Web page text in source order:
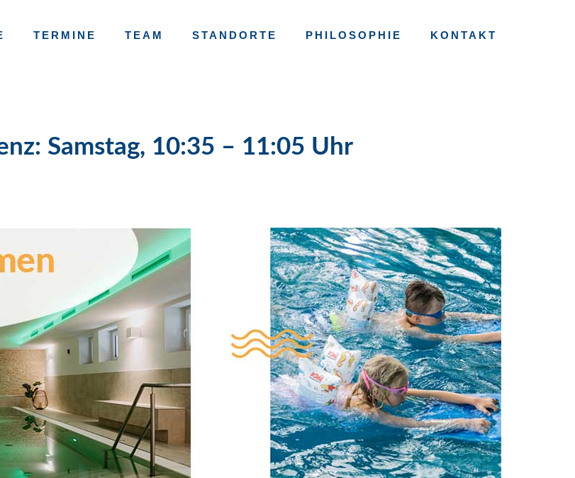
TERMINE TEAM STANDORTE PHILOSOPHIE KONTAKT
Samstag, 10:35 – 11:05 Uhr